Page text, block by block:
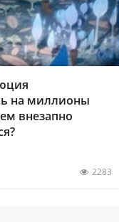
на миллионы
внезапно
2283